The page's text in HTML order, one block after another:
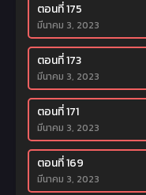
ตอนที่ 175
มีนาคม 3, 2023
ตอนที่ 173
มีนาคม 3, 2023
ตอนที่ 171
มีนาคม 3, 2023
ตอนที่ 169
มีนาคม 3, 2023